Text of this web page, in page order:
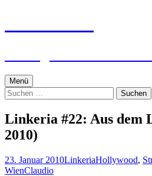
Menü
Suchen
nach:
Linkeria #22: Aus dem
2010)
23. Januar 2010LinkeriaHollywood,
WienClaudio